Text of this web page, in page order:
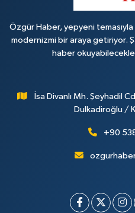
Özgür Haber, yepyeni
modernizmi bir araya getiriyor.
haber
İsa Divanlı Mh. Şeyhadil
Dulkadiroğlu /
+90